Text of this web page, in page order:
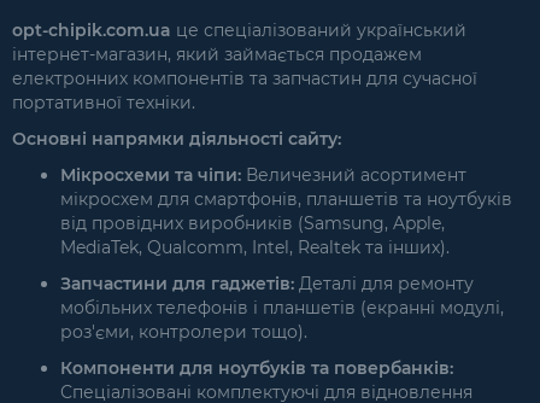
opt-chipik.com.ua це спеціалізований український
інтернет-магазин, який займається продажем
електронних компонентів та запчастин для сучасної
портативної техніки.
Основні напрямки діяльності сайту:
Мікросхеми та чіпи: Величезний асортимент
мікросхем для смартфонів, планшетів та ноутбуків
від провідних виробників (Samsung, Apple,
MediaTek, Qualcomm, Intel, Realtek та інших).
Запчастини для гаджетів: Деталі для ремонту
мобільних телефонів і планшетів (екранні модулі,
роз'єми, контролери тощо).
Компоненти для ноутбуків та повербанків:
Спеціалізовані комплектуючі для відновлення